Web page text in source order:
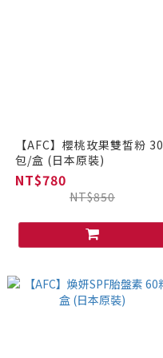
【AFC】櫻桃玫果雙皙粉 30
包/盒 (日本原裝)
NT$780
NT$850